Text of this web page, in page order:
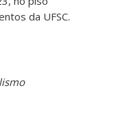
da UFSC.